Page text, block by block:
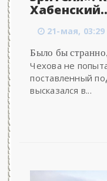
Хабенский..
21-мая, 03:29
Было бы
Чехова не
поставленный
высказался в...